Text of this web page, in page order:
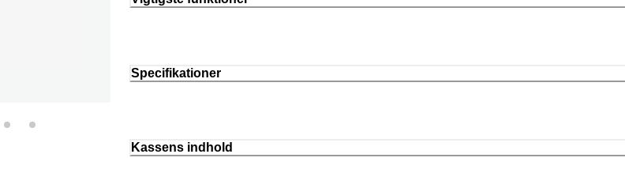
Specifikationer
Kassens indhold